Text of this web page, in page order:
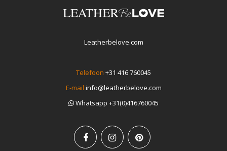
Leatherbelove.com
Telefoon +31 416 760045
E-mail info@leatherbelove.com
Whatsapp +31(0)416760045